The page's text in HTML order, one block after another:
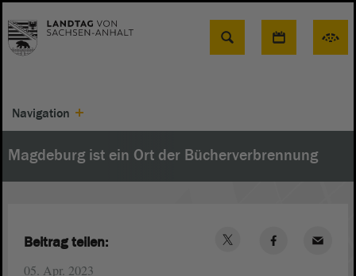
Suche
Navigation
Magdeburg ist ein Ort der Bücherverbrennung
05. Apr. 2023
Beitrag teilen: